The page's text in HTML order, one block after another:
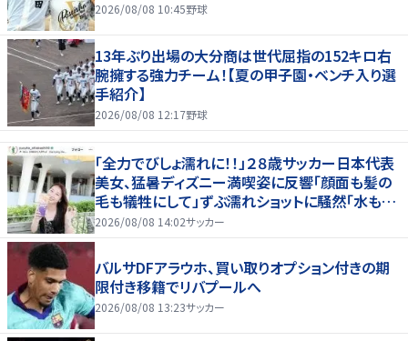
2026/08/08 10:45野球
13年ぶり出場の大分商は世代屈指の152キロ右
腕擁する強力チーム！【夏の甲子園・ベンチ入り選
手紹介】
2026/08/08 12:17野球
「全力でびしょ濡れに！！」２８歳サッカー日本代表
美女、猛暑ディズニー満喫姿に反響「顔面も髪の
毛も犠牲にして」ずぶ濡れショットに騒然「水も滴
る」「女優さんかと」
2026/08/08 14:02サッカー
バルサDFアラウホ、買い取りオプション付きの期
限付き移籍でリバプールへ
2026/08/08 13:23サッカー